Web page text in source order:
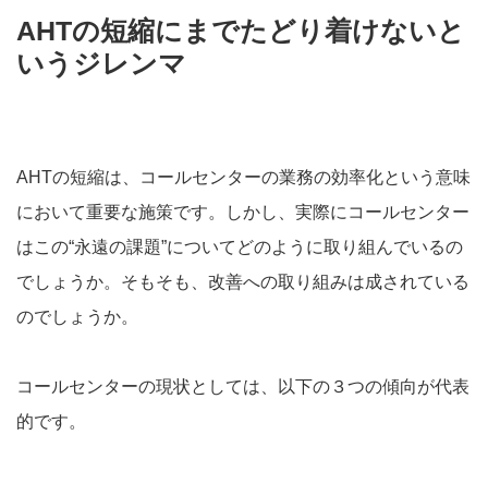
AHTの短縮にまでたどり着けないと
いうジレンマ
AHTの短縮は、コールセンターの業務の効率化という意味
において重要な施策です。しかし、実際にコールセンター
はこの“永遠の課題”についてどのように取り組んでいるの
でしょうか。そもそも、改善への取り組みは成されている
のでしょうか。
コールセンターの現状としては、以下の３つの傾向が代表
的です。